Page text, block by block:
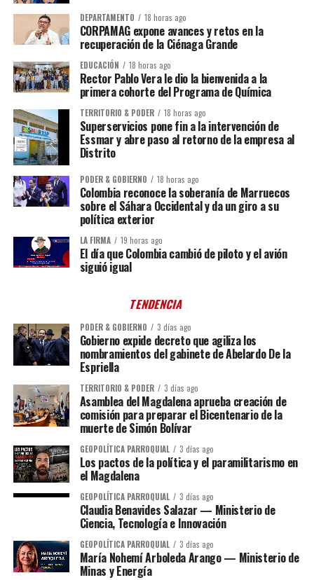
DEPARTAMENTO 18 horas ago
CORPAMAG expone avances y retos en la
recuperación de la Ciénaga Grande
EDUCACIÓN 18 horas ago
Rector Pablo Vera le dio la bienvenida a la
primera cohorte del Programa de Química
TERRITORIO & PODER 18 horas ago
Superservicios pone fin a la intervención de
Essmar y abre paso al retorno de la empresa al
Distrito
PODER & GOBIERNO 18 horas ago
Colombia reconoce la soberanía de Marruecos
sobre el Sáhara Occidental y da un giro a su
política exterior
LA FIRMA 19 horas ago
El día que Colombia cambió de piloto y el avión
siguió igual
TENDENCIA
PODER & GOBIERNO 3 días ago
Gobierno expide decreto que agiliza los
nombramientos del gabinete de Abelardo De la
Espriella
TERRITORIO & PODER 3 días ago
Asamblea del Magdalena aprueba creación de
comisión para preparar el Bicentenario de la
muerte de Simón Bolívar
GEOPOLÍTICA PARROQUIAL 3 días ago
Los pactos de la política y el paramilitarismo en
el Magdalena
GEOPOLÍTICA PARROQUIAL 3 días ago
Claudia Benavides Salazar — Ministerio de
Ciencia, Tecnología e Innovación
GEOPOLÍTICA PARROQUIAL 3 días ago
María Nohemí Arboleda Arango — Ministerio de
Minas y Energía